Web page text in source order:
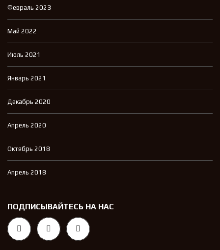
Февраль 2023
Май 2022
Июль 2021
Январь 2021
Декабрь 2020
Апрель 2020
Октябрь 2018
Апрель 2018
ПОДПИСЫВАЙТЕСЬ НА НАС